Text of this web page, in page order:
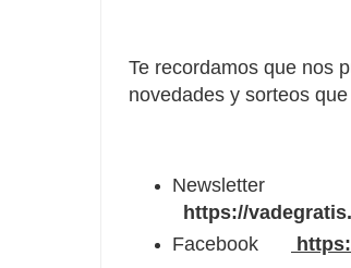
Te recordamos que nos
novedades y sorteos
https://
Facebook